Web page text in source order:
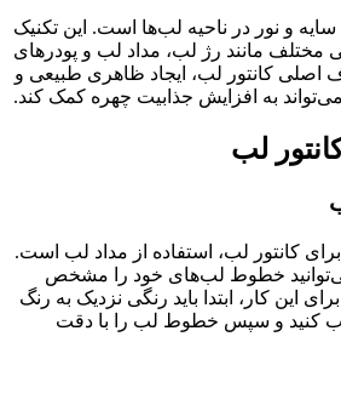
سایه و نور در ناحیه لب‌ها است. این تکنیک
مانند رژ لب، مداد لب و پودرهای
اصلی کانتور لب، ایجاد ظاهری طبیعی و
به افزایش جذابیت چهره کمک کند.
لب
کانتور لب، استفاده از مداد لب است.
می‌توانید خطوط لب‌های خود را مشخص
این کار، ابتدا باید رنگی نزدیک به رنگ
کنید و سپس خطوط لب را با دقت